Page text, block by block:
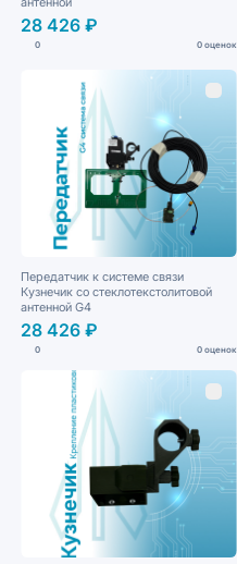
28 426 ₽
0 0 оценок
Передатчик к системе связи
Кузнечик со стеклотекстолитовой
антенной G4
28 426 ₽
0 0 оценок